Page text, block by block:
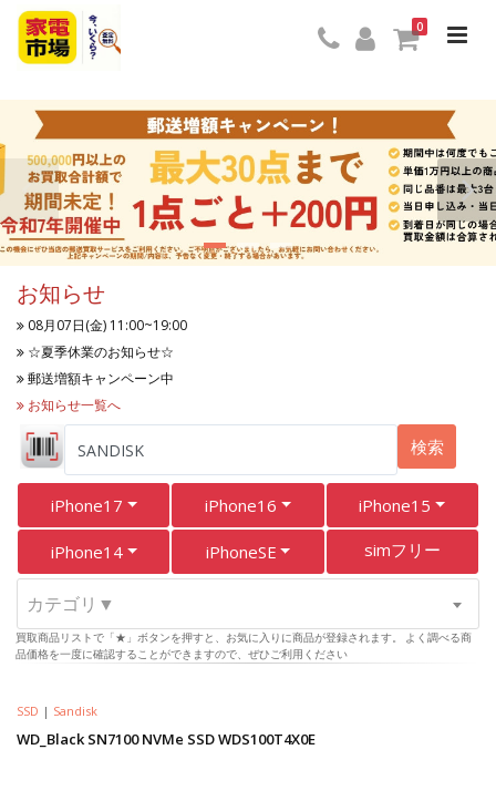
0
お知らせ
08月07日(金) 11:00~19:00
☆夏季休業のお知らせ☆
郵送増額キャンペーン中
お知らせ一覧へ
検索
iPhone17 iPhone16 iPhone15
iPhone14 iPhoneSE simフリー
カテゴリ▼
買取商品リストで「★」ボタンを押すと、お気に入りに商品が登録されます。 よく調べる商
品価格を一度に確認することができますので、ぜひご利用ください
SSD | Sandisk
WD_Black SN7100 NVMe SSD WDS100T4X0E